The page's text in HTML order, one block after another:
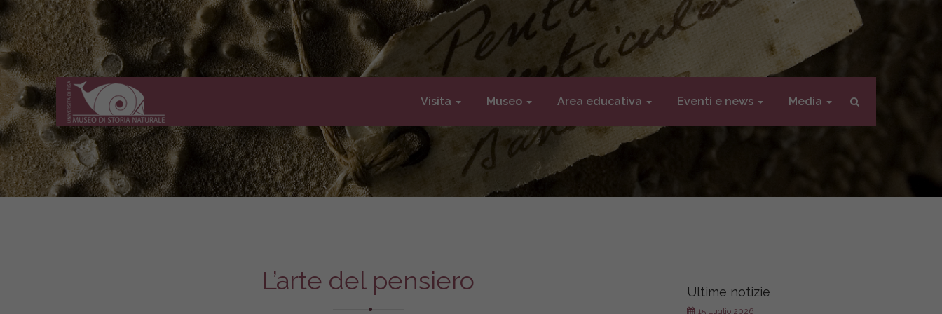
Museo
di
Storia
Naturale
dell'Università
di
Visita Museo Area educativa Eventi e news Media
L’arte del pensiero Ultime notizie
15 Luglio 2026